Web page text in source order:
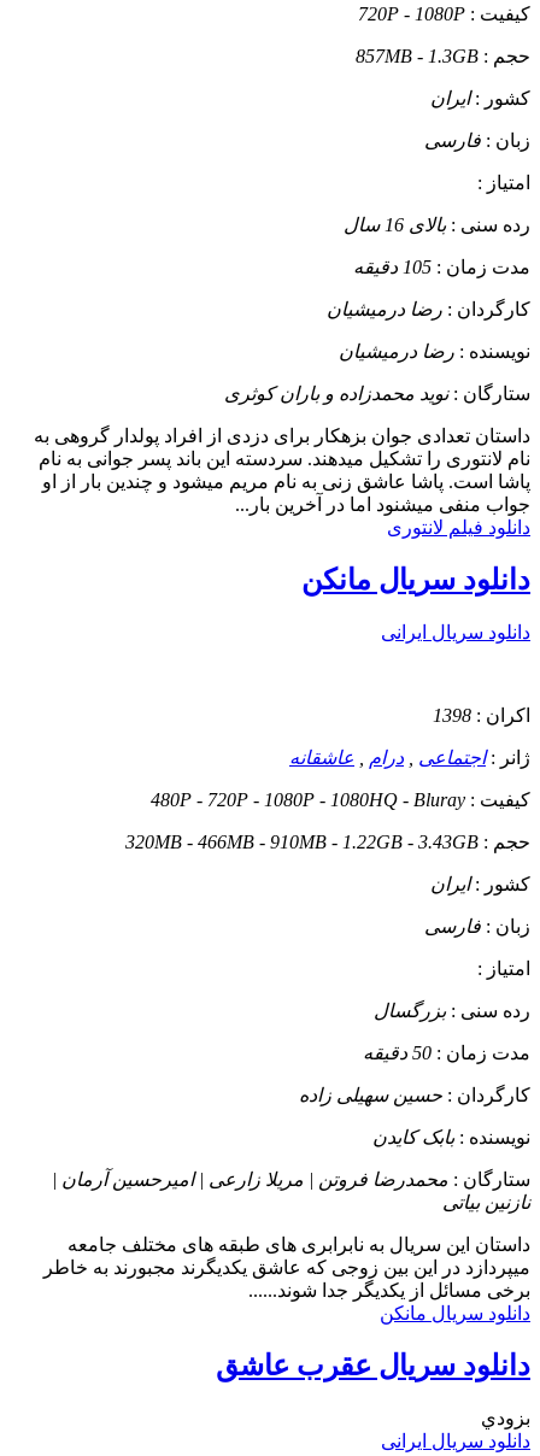
کیفیت : 720P - 1080P
حجم : 857MB - 1.3GB
کشور :ایران
زبان : فارسی
امتیاز :
رده سنی :بالای 16 سال
مدت زمان : 105 دقیقه
کارگردان : رضا درمیشیان
نویسنده : رضا درمیشیان
ستارگان :نوید محمدزاده و باران کوثری
داستان تعدادی جوان بزهکار برای دزدی از افراد پولدار گروهی به
نام لانتوری را تشکیل میدهند. سردسته این باند پسر جوانی به نام
پاشا است. پاشا عاشق زنی به نام مریم میشود و چندین بار از او
جواب منفی میشنود اما در آخرین بار...
دانلود فیلم لانتوری
دانلود سریال مانکن
دانلود سریال ایرانی
اکران : 1398
ژانر :اجتماعی درام عاشقانه
کیفیت : 480P - 720P - 1080P - 1080HQ - Bluray
حجم : 320MB - 466MB - 910MB - 1.22GB - 3.43GB
کشور :ایران
زبان : فارسی
امتیاز :
رده سنی :بزرگسال
مدت زمان : 50 دقیقه
کارگردان : حسین سهیلی زاده
نویسنده :بابک کایدن
ستارگان : محمدرضا فروتن | مریلا زارعی | امیرحسین آرمان |
نازنین بیاتی
داستان این سریال به نابرابری های طبقه های مختلف جامعه
میپردازد در این بین زوجی که عاشق یکدیگرند مجبورند به خاطر
برخی مسائل از یکدیگر جدا شوند......
دانلود سریال مانکن
دانلود سریال عقرب عاشق
بزودي
دانلود سریال ایرانی